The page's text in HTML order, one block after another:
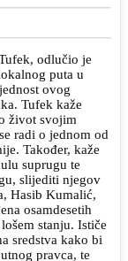
odlučio je
puta u
ovog
Tufek kaže
život svojim
radi o jednom od
Također, kaže
suprugu te
slijediti njegov
Hasib Kumalić,
osamdesetih
stanju. Ističe
sredstva kako bi
pravca, te